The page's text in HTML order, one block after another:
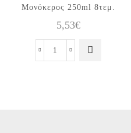
Μονόκερος 250ml 8τεμ.
5,53€
Ποτήρια